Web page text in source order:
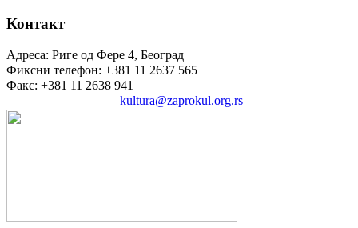
Контакт
Адреса: Риге од Фере 4, Београд
Фиксни телефон: +381 11 2637 565
Факс: +381 11 2638 941
kultura@zaprokul.org.rs